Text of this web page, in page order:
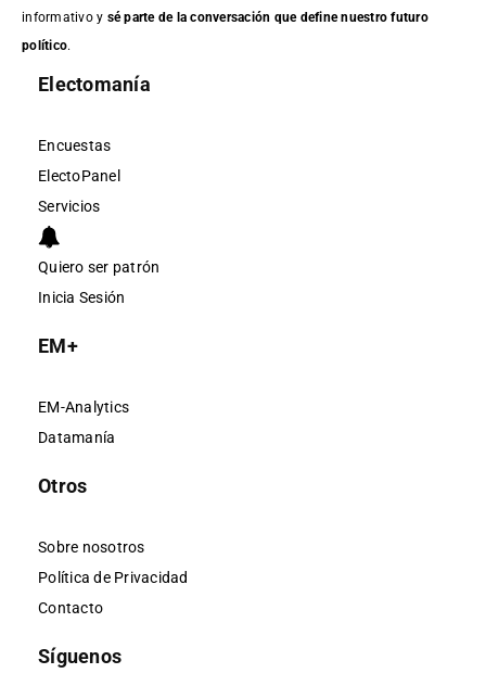
informativo y sé parte de la conversación que define nuestro futuro
político.
Electomanía
Encuestas
ElectoPanel
Servicios
Quiero ser patrón
Inicia Sesión
EM+
EM-Analytics
Datamanía
Otros
Sobre nosotros
Política de Privacidad
Contacto
Síguenos